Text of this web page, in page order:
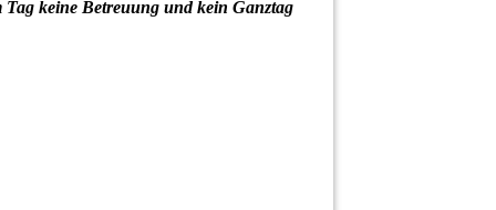
keine Betreuung und kein Ganztag